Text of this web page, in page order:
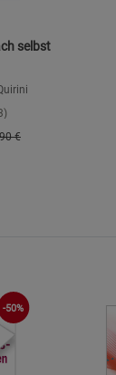
selbst
€
-50%